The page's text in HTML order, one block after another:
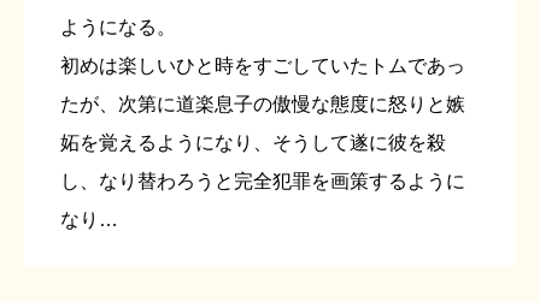
ようになる。
初めは楽しいひと時をすごしていたトムであっ
たが、次第に道楽息子の傲慢な態度に怒りと嫉
妬を覚えるようになり、そうして遂に彼を殺
し、なり替わろうと完全犯罪を画策するように
なり…